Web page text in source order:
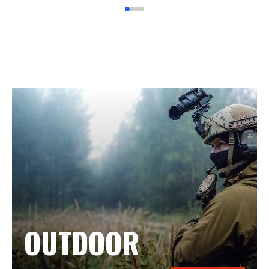
OUTDOOR